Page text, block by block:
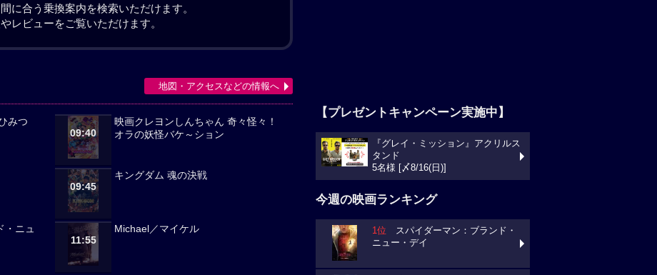
に合う乗換案内を検索いただけます。
レビューをご覧いただけます。
みつ
09:40
映画クレヨンしんちゃん 奇々怪々！
オラの妖怪バケ～ション
09:45
キングダム 魂の決戦
・ニュ
11:55
Michael／マイケル
地図・アクセスなどの情報へ
【プレゼントキャンペーン実施中】
『グレイ・ミッション』アクリルス
タンド
5名様 [〆8/16(日)]
今週の映画ランキング
1位 スパイダーマン：ブランド・
ニュー・デイ